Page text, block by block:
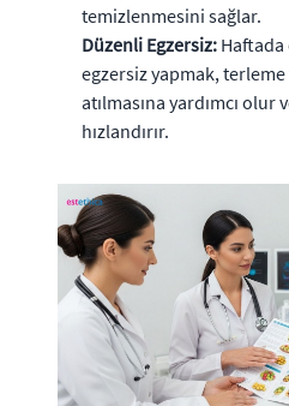
temizlenmesini sağlar.
Düzenli Egzersiz: Haftada
egzersiz yapmak,
atılmasına yardımcı olur
hızlandırır.